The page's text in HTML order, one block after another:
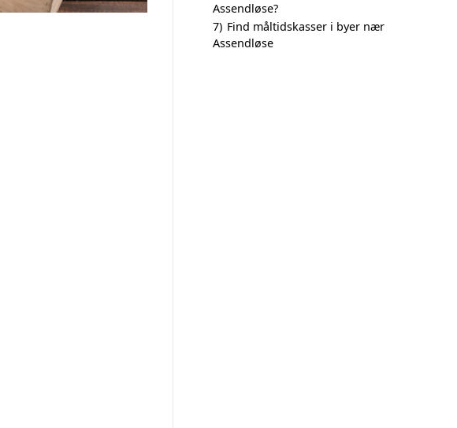
Assendløse?
7) Find måltidskasser i byer nær
Assendløse